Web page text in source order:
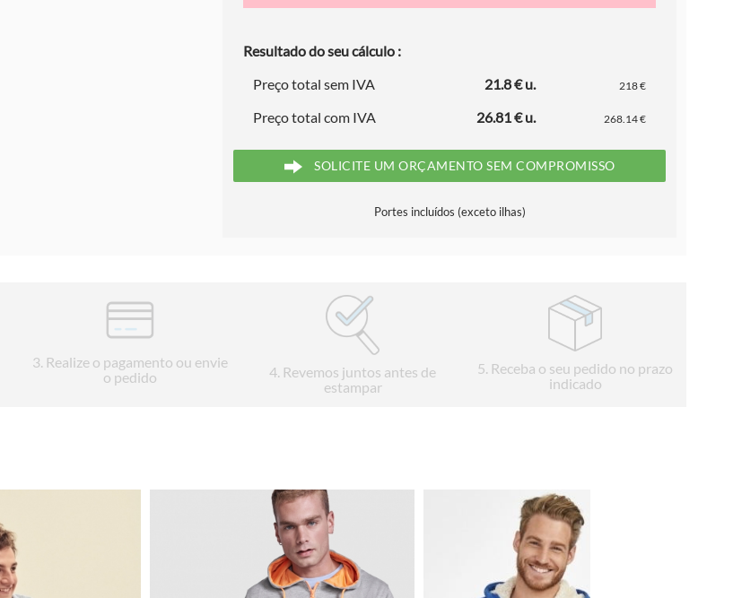
Resultado do seu cálculo :
Preço total sem IVA
21.8 € u. 218 €
Preço total com IVA 26.81 € u. 268.14 €
SOLICITE UM ORÇAMENTO SEM COMPROMISSO
Portes incluídos (exceto ilhas)
3. Realize o pagamento ou envie
o pedido
4 . Revemos juntos antes de
estampar
5. Receba o seu pedido no prazo
indicado